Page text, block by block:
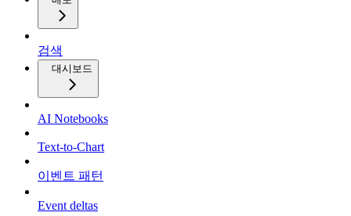
검색
대시보드
AI Notebooks
Text-to-Chart
이벤트 패턴
Event deltas